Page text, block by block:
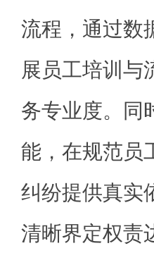
流程，通过数
展员工培训与
务专业度。同
能，在规范员
纠纷提供真实
清晰界定权责